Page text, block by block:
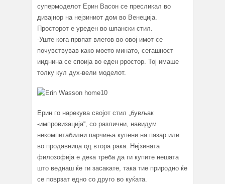
супермоделот Ерин Васон се пресликал во
дизајнор на нејзиниот дом во Венеција.
Просторот e уреден во шпански стил.
-Уште кога првпат влегов во овој имот се
почувствував како моето минато, сегашност
ииднина се споија во еден pростор. Тој имаше
толку кул дух-вели моделот.
Ерин го нарекува својот стил „бувљак
-импровизација“, со различни, навидум
некомпитабилни парчиња купени на пазар или
во продавница од втора рака. Нејзината
филозофија е дека треба да ги купите нешата
што веднаш ќе ги засакате, така тие природно ќе
се поврзат едно со друго во куќата.